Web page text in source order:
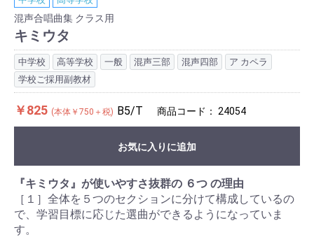
混声合唱曲集 クラス用
キミウタ
中学校 高等学校 一般 混声三部 混声四部
ア カペラ
学校ご採用副教材
￥825 (本体￥750＋税) B5/T 商品コード： 24054
お気に入りに追加
『キミウタ』が使いやすさ抜群の ６つ の理由
［１］全体を５つのセクションに分けて構成しているの
で、学習目標に応じた選曲ができるようになっていま
す。